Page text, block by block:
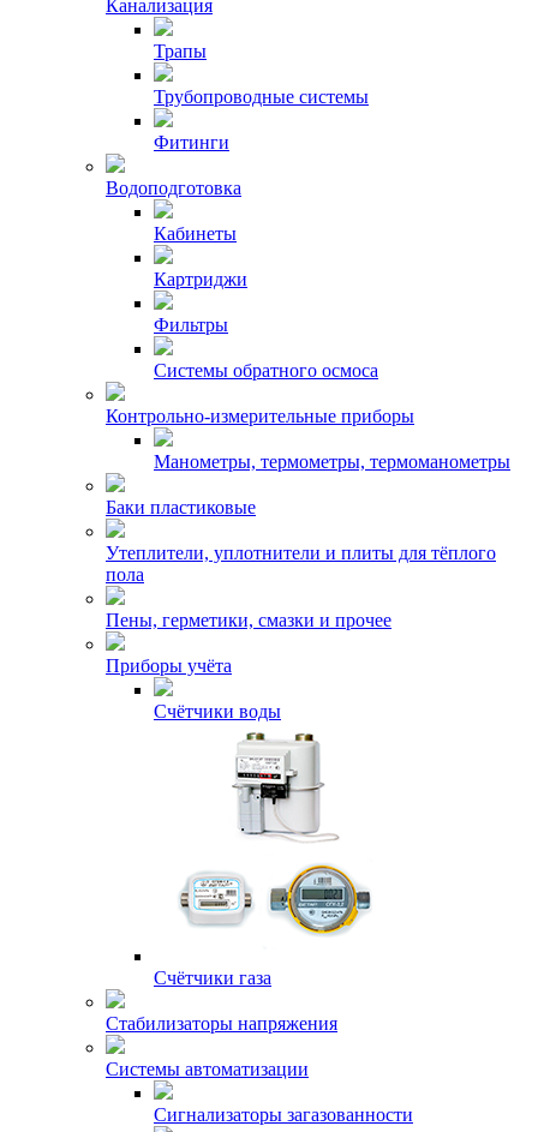
Канализация
Трапы
Трубопроводные системы
Фитинги
Водоподготовка
Кабинеты
Картриджи
Фильтры
Системы обратного осмоса
Контрольно-измерительные приборы
Манометры, термометры, термоманометры
Баки пластиковые
Утеплители, уплотнители и плиты для тёплого
пола
Пены, герметики, смазки и прочее
Приборы учёта
Счётчики воды
Счётчики газа
Стабилизаторы напряжения
Системы автоматизации
Сигнализаторы загазованности